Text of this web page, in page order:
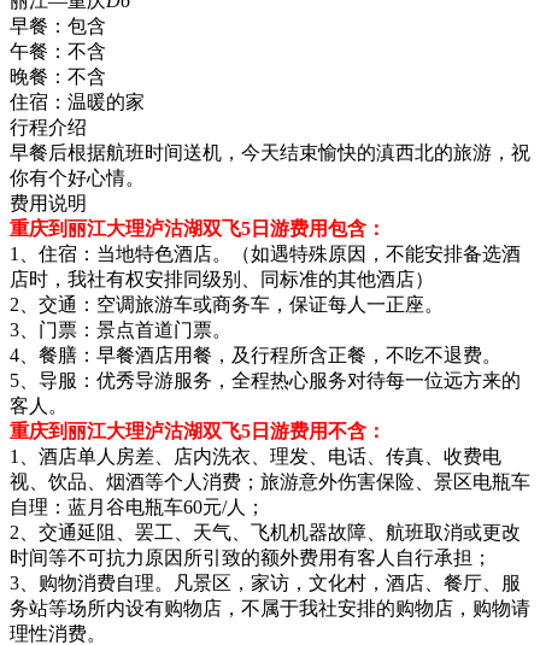
早餐： 包含
午餐： 不含
晚餐： 不含
住宿： 温暖的家
行程介绍
早餐后根据航班时间送机，今天结束愉快的滇西北的旅游，祝
你有个好心情。
费用说明
重庆到丽江大理泸沽湖双飞5日游费用包含：
1、住宿：当地特色酒店。（如遇特殊原因，不能安排备选酒
店时，我社有权安排同级别、同标准的其他酒店）
2、交通：空调旅游车或商务车，保证每人一正座。
3、门票：景点首道门票。
4、餐膳：早餐酒店用餐，及行程所含正餐，不吃不退费。
5、导服：优秀导游服务，全程热心服务对待每一位远方来的
客人。
重庆到丽江大理泸沽湖双飞5日游费用不含：
1、酒店单人房差、店内洗衣、理发、电话、传真、收费电
视、饮品、烟酒等个人消费；旅游意外伤害保险、景区电瓶车
自理：蓝月谷电瓶车60元/人；
2、交通延阻、罢工、天气、飞机机器故障、航班取消或更改
时间等不可抗力原因所引致的额外费用有客人自行承担；
3、购物消费自理。凡景区，家访，文化村，酒店、餐厅、服
务站等场所内设有购物店，不属于我社安排的购物店，购物请
理性消费。